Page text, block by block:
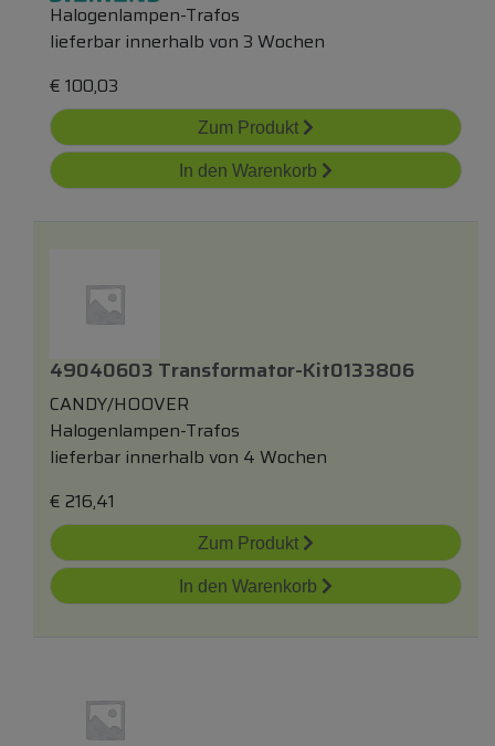
Halogenlampen-Trafos
lieferbar innerhalb von 3 Wochen
€ 100,03
Zum Produkt
In den Warenkorb
49040603 Transformator-Kit0133806
CANDY/HOOVER
Halogenlampen-Trafos
lieferbar innerhalb von 4 Wochen
€ 216,41
Zum Produkt
In den Warenkorb